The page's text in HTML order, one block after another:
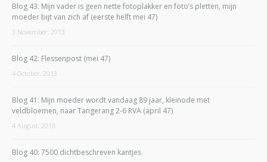
Blog 43: Mijn vader is geen nette fotoplakker en foto’s pletten, mijn
moeder bijt van zich af (eerste helft mei 47)
3 November, 2013
Blog 42: Flessenpost (mei 47)
4 October, 2013
Blog 41: Mijn moeder wordt vandaag 89 jaar, kleinode met
veldbloemen, naar Tangerang 2-6 RVA (april 47)
4 August, 2013
Blog 40: 7500 dichtbeschreven kantjes